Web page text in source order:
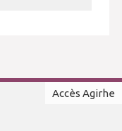
Accès Agirhe